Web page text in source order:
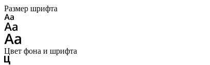
Размер шрифта
Цвет фона и шрифта